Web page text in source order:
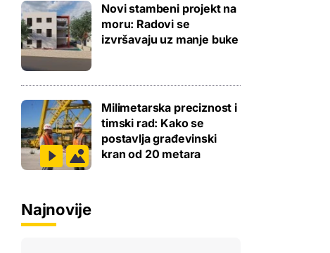
Novi stambeni projekt na
moru: Radovi se
izvršavaju uz manje buke
Milimetarska preciznost i
timski rad: Kako se
postavlja građevinski
kran od 20 metara
Najnovije